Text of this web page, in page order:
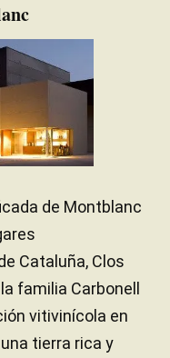
de Montblanc
Cataluña, Clos
familia Carbonell
vitivinícola en
una tierra rica y